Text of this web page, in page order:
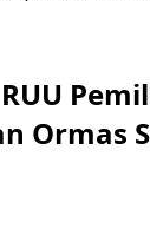
Ormas